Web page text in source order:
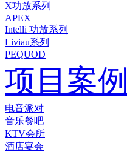
X功放系列
APEX
Intelli 功放系列
Liviau系列
PEQUOD
项目案例
电音派对
音乐餐吧
KTV会所
酒店宴会